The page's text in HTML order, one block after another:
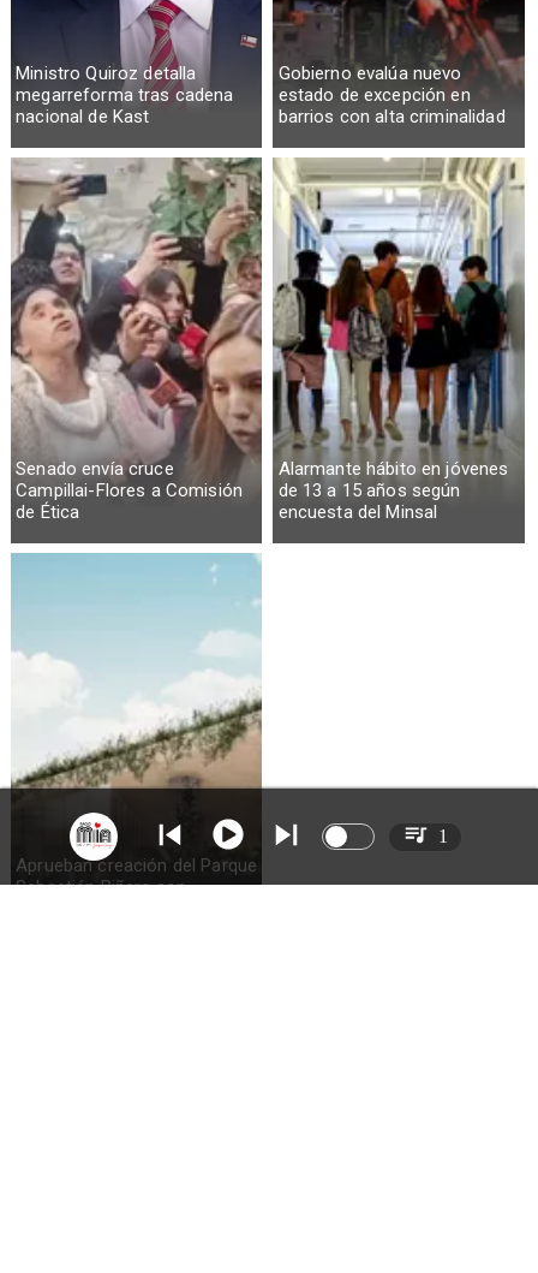
Ministro Quiroz detalla
megarreforma tras cadena
nacional de Kast
Gobierno evalúa nuevo
estado de excepción en
barrios con alta criminalidad
Senado envía cruce
Campillai-Flores a Comisión
de Ética
Alarmante hábito en jóvenes
de 13 a 15 años según
encuesta del Minsal
Aprueban creación del Parque
Sebastián Piñera con
1